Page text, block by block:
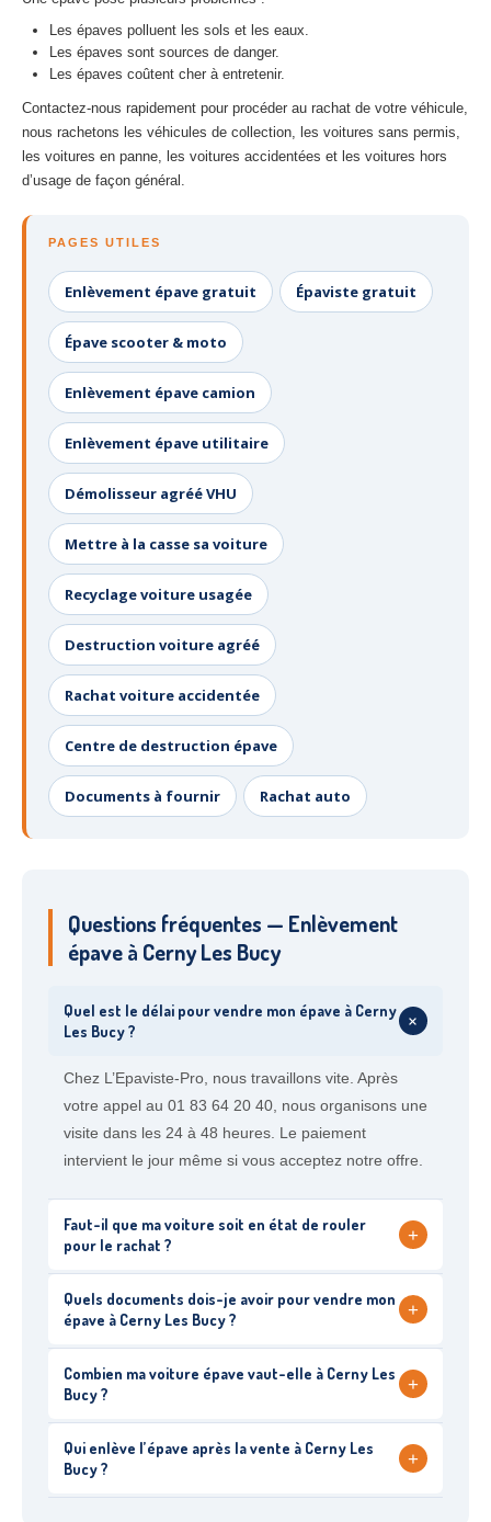
Les épaves polluent les sols et les eaux.
Les épaves sont sources de danger.
Les épaves coûtent cher à entretenir.
Contactez-nous rapidement pour procéder au rachat de votre véhicule,
nous rachetons les véhicules de collection, les voitures sans permis,
les voitures en panne, les voitures accidentées et les voitures hors
d’usage de façon général.
PAGES UTILES
Enlèvement épave gratuit Épaviste gratuit
Épave scooter & moto
Enlèvement épave camion
Enlèvement épave utilitaire
Démolisseur agréé VHU
Mettre à la casse sa voiture
Recyclage voiture usagée
Destruction voiture agréé
Rachat voiture accidentée
Centre de destruction épave
Documents à fournir Rachat auto
Questions fréquentes — Enlèvement
épave à Cerny Les Bucy
Quel est le délai pour vendre mon épave à Cerny
Les Bucy ?
+
Chez L’Epaviste-Pro, nous travaillons vite. Après
votre appel au 01 83 64 20 40, nous organisons une
visite dans les 24 à 48 heures. Le paiement
intervient le jour même si vous acceptez notre offre.
Faut-il que ma voiture soit en état de rouler
pour le rachat ?
+
Quels documents dois-je avoir pour vendre mon
épave à Cerny Les Bucy ?
+
Combien ma voiture épave vaut-elle à Cerny Les
Bucy ?
+
Qui enlève l’épave après la vente à Cerny Les
Bucy ?
+